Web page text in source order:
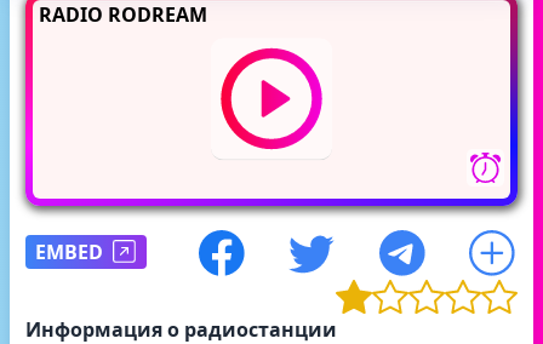
RADIO RODREAM
EMBED
Информация о радиостанции